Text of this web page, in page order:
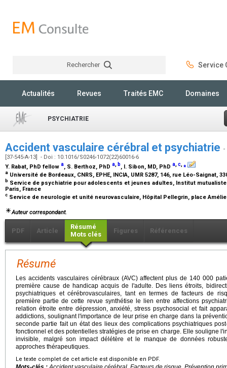
Rechercher Service
Actualités Revues Traités EMC Domaines
PSYCHIATRIE
Accident vasculaire cérébral et psychiatrie -
[37-545-A-13] - Doi : 10.1016/S0246-1072(22)60016-6
Y. Rabat, PhD fellow a, S. Berthoz, PhD a, b, I. Sibon, MD, PhD a,c,⁎
a Université de Bordeaux, CNRS, EPHE, INCIA, UMR 5287, 146, rue Léo-Saignat,
b Service de psychiatrie pour adolescents et jeunes adultes, Institut mutualiste
Paris, France
c Service de neurologie et unité neurovasculaire, Hôpital Pellegrin, place
Auteur correspondant.
PDF Article
Résumé
Mots clés
Figures Références
Résumé
Les accidents vasculaires cérébraux (AVC) affectent plus de 140 000
première cause de handicap acquis de l'adulte. Des liens étroits,
psychiatriques et cérébrovasculaires, tant en termes de facteurs de
première partie de cette revue synthétise le lien entre affections
relation étroite entre dépression, anxiété, stress psychosocial et fait
addictions, soulignant l'importance de leur prise en charge dans la
seconde partie fait un état des lieux des complications psychiatriques
fonctionnel et des potentielles stratégies de prise en charge. Elle souligne
invisible, malgré son impact délétère et le manque de données
approches thérapeutiques.
Le texte complet de cet article est disponible en PDF.